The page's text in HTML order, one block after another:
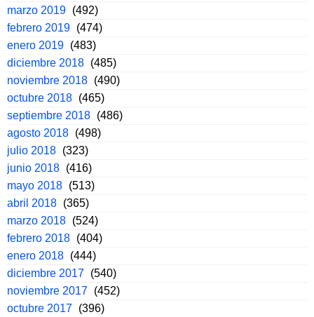
marzo 2019 (492)
febrero 2019 (474)
enero 2019 (483)
diciembre 2018 (485)
noviembre 2018 (490)
octubre 2018 (465)
septiembre 2018 (486)
agosto 2018 (498)
julio 2018 (323)
junio 2018 (416)
mayo 2018 (513)
abril 2018 (365)
marzo 2018 (524)
febrero 2018 (404)
enero 2018 (444)
diciembre 2017 (540)
noviembre 2017 (452)
octubre 2017 (396)